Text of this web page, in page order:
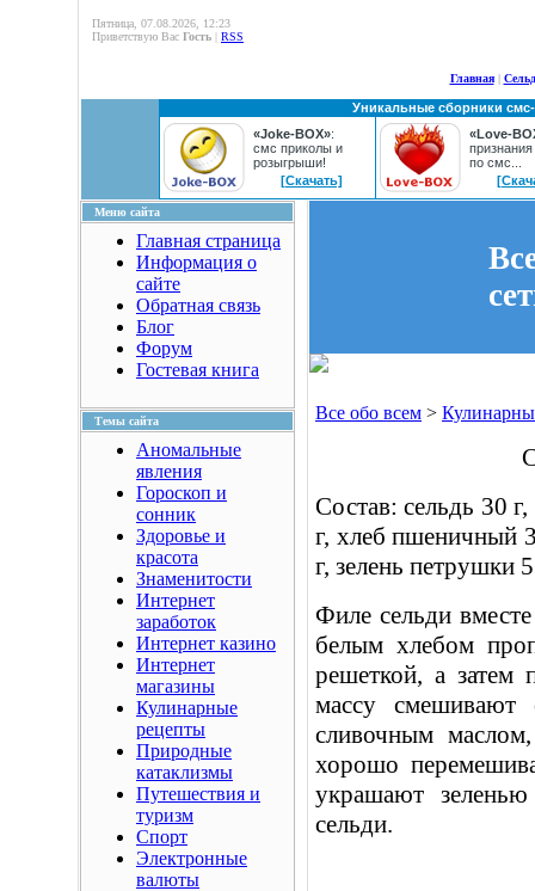
Пятница, 07.08.2026, 12:23
Приветствую Вас Гость | RSS
Главная|
Уникальные сборники
«Joke-BOX»:
смс приколы и
розыгрыши!
[Скачать]
«Love-
по смс...
Меню сайта
Главная страница
Информация о
сайте
Обратная связь
Блог
Форум
Гостевая книга
Темы сайта
Аномальные
явления
Гороскоп и
сонник
Здоровье и
красота
Знаменитости
Интернет
заработок
Интернет казино
Интернет
магазины
Кулинарные
рецепты
Природные
катаклизмы
Путешествия и
туризм
Спорт
Электронные
валюты
Все обо всем >
Состав: сельдь 30
г, хлеб пшеничный
г, зелень петрушки
Филе сельди
белым хлебом
решеткой, а затем
массу смешивают
сливочным
хорошо
украшают
сельди.